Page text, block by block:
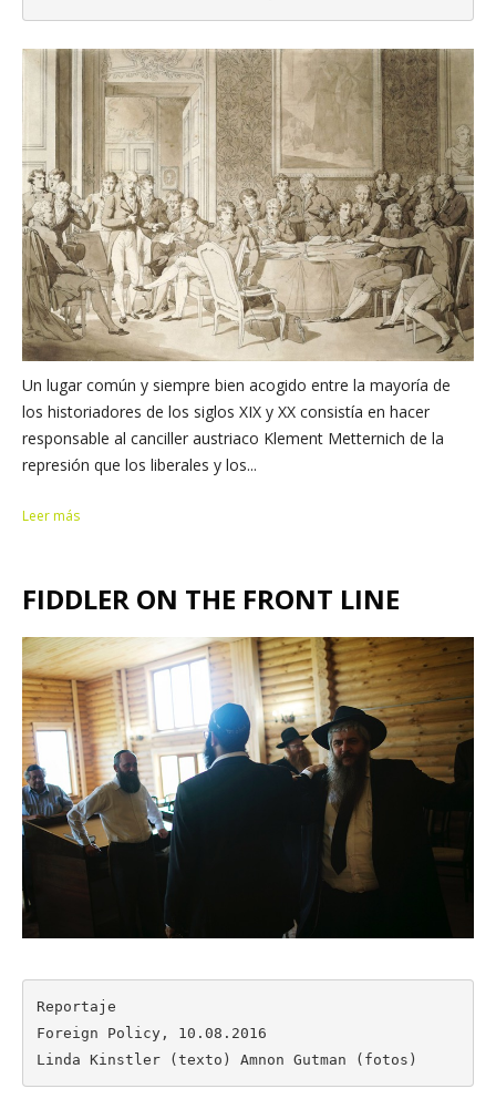
Un lugar común y siempre bien acogido entre la mayoría de
los historiadores de los siglos XIX y XX consistía en hacer
responsable al canciller austriaco Klement Metternich de la
represión que los liberales y los...
Leer más
FIDDLER ON THE FRONT LINE
Reportaje
Foreign Policy, 10.08.2016
Linda Kinstler (texto) Amnon Gutman (fotos)